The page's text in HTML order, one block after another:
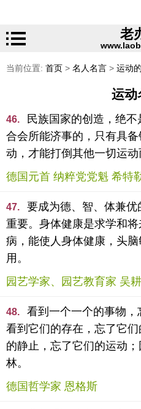
老
当前位置: 首页 > 名人名言 > 运动
运动
46.
民族国家的创造，绝
合会所能济事的，只有具
动，才能打倒其他一切运动
德国元首 纳粹党党魁 希特
47.
要成为德、智、体兼
重要。身体健康是求学和
病，能使人身体健康，头
用。
园艺学家、园艺教育家 吴
48.
看到一个一个的事物，
看到它们的存在，忘了它
的静止，忘了它们的运动
林。
德国哲学家 恩格斯